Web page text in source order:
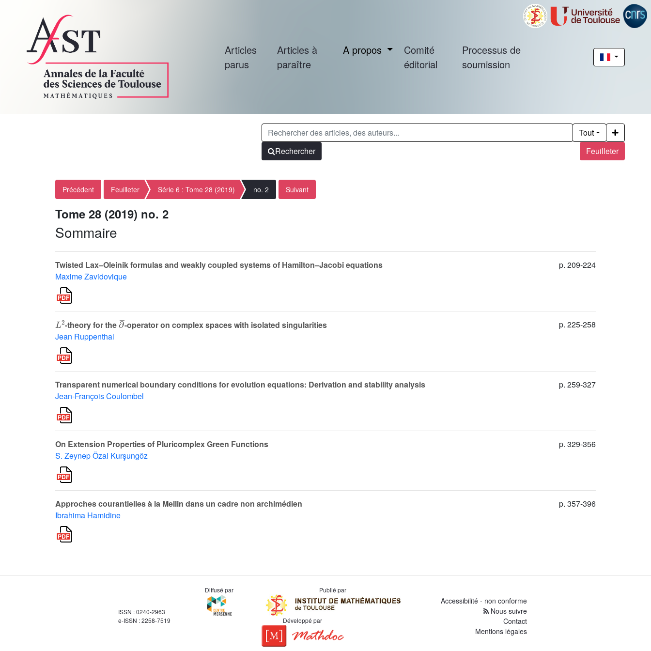
Articles
parus
Articles à
paraître
A propos
Comité
éditorial
Processus de
soumission
Feuilleter
Tout
Rechercher
Précédent Feuilleter Série 6 : Tome 28 (2019) no. 2 Suivant
Tome 28 (2019) no. 2
Sommaire
Twisted Lax–Oleinik formulas and weakly coupled systems of Hamilton–Jacobi equations
Maxime Zavidovique
p. 209-224
2
-theory for the
∂¯
-operator on complex spaces with isolated singularities
Jean Ruppenthal
p. 225-258
Transparent numerical boundary conditions for evolution equations: Derivation and stability analysis
Jean-François Coulombel
p. 259-327
On Extension Properties of Pluricomplex Green Functions
S. Zeynep Özal Kurşungöz
p. 329-356
Approches courantielles à la Mellin dans un cadre non archimédien
Ibrahima Hamidine
p. 357-396
ISSN : 0240-2963
e-ISSN : 2258-7519
Diffusé par Publié par
Développé par
Accessibilité - non conforme
Nous suivre
Contact
Mentions légales